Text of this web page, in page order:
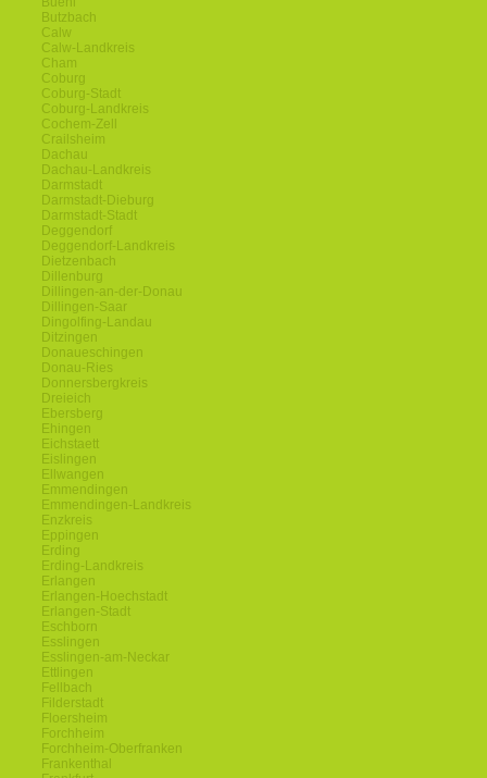
Butzbach
Calw
Calw-Landkreis
Cham
Coburg
Coburg-Stadt
Coburg-Landkreis
Cochem-Zell
Crailsheim
Dachau
Dachau-Landkreis
Darmstadt
Darmstadt-Dieburg
Darmstadt-Stadt
Deggendorf
Deggendorf-Landkreis
Dietzenbach
Dillenburg
Dillingen-an-der-Donau
Dillingen-Saar
Dingolfing-Landau
Ditzingen
Donaueschingen
Donau-Ries
Donnersbergkreis
Dreieich
Ebersberg
Ehingen
Eichstaett
Eislingen
Ellwangen
Emmendingen
Emmendingen-Landkreis
Enzkreis
Eppingen
Erding
Erding-Landkreis
Erlangen
Erlangen-Hoechstadt
Erlangen-Stadt
Eschborn
Esslingen
Esslingen-am-Neckar
Ettlingen
Fellbach
Filderstadt
Floersheim
Forchheim
Forchheim-Oberfranken
Frankenthal